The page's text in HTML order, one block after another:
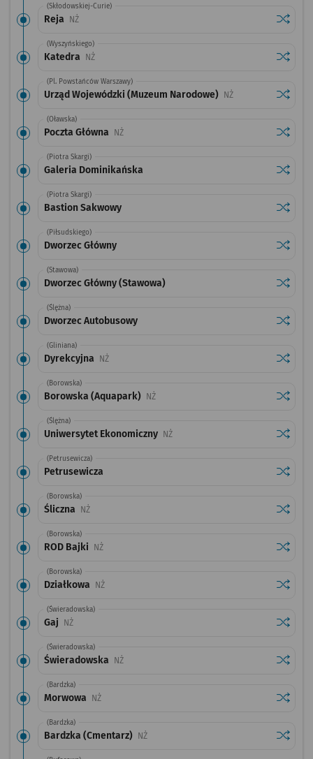
(Skłodowskiej-Curie)
Reja NŻPrzystanek na życzenie
(Wyszyńskiego)
Katedra NŻPrzystanek na życzenie
(Pl. Powstańców Warszawy)
Urząd Wojewódzki (Muzeum Narodowe) NŻPrzystanek na
(Oławska)
Poczta Główna NŻPrzystanek na życzenie
(Piotra Skargi)
Galeria Dominikańska
(Piotra Skargi)
Bastion Sakwowy
(Piłsudskiego)
Dworzec Główny
(Stawowa)
Dworzec Główny (Stawowa)
(Ślężna)
Dworzec Autobusowy
(Gliniana)
Dyrekcyjna NŻPrzystanek na życzenie
(Borowska)
Borowska (Aquapark) NŻPrzystanek na życzenie
(Ślężna)
Uniwersytet Ekonomiczny NŻPrzystanek na życzenie
(Petrusewicza)
Petrusewicza
(Borowska)
Śliczna NŻPrzystanek na życzenie
(Borowska)
ROD Bajki NŻPrzystanek na życzenie
(Borowska)
Działkowa NŻPrzystanek na życzenie
(Świeradowska)
Gaj NŻPrzystanek na życzenie
(Świeradowska)
Świeradowska NŻPrzystanek na życzenie
(Bardzka)
Morwowa NŻPrzystanek na życzenie
(Bardzka)
Bardzka (Cmentarz) NŻPrzystanek na życzenie